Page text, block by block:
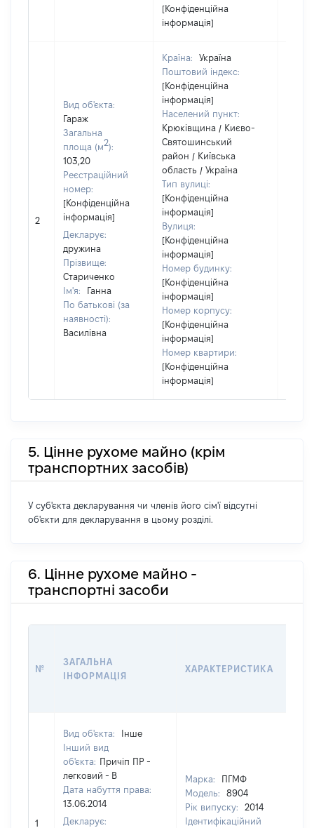
[Конфіденційна
інформація]
2
Вид об'єкта:
Гараж
Загальна
площа (м2):
103,20
Реєстраційний
номер:
[Конфіденційна
інформація]
Декларує:
дружина
Прізвище:
Стариченко
Ім'я:
Ганна
По батькові (за
наявності):
Василівна
Країна:
Україна
Поштовий індекс:
[Конфіденційна
інформація]
Населений пункт:
Крюківщина / Києво-
Святошинський
район / Київська
область / Україна
Тип вулиці:
[Конфіденційна
інформація]
Вулиця:
[Конфіденційна
інформація]
Номер будинку:
[Конфіденційна
інформація]
Номер корпусу:
[Конфіденційна
інформація]
Номер квартири:
[Конфіденційна
інформація]
5. Цінне рухоме майно (крім
транспортних засобів)
У суб'єкта декларування чи членів його сім'ї відсутні
об'єкти для декларування в цьому розділі.
6. Цінне рухоме майно -
транспортні засоби
№
ЗАГАЛЬНА
ІНФОРМАЦІЯ
ХАРАКТЕРИСТИКА
1
Вид об'єкта:
Інше
Інший вид
об'єкта: Причіп ПР -
легковий - В
Дата набуття права:
13.06.2014
Декларує:
Марка:
ПГМФ
Модель:
8904
Рік випуску:
2014
Ідентифікаційний